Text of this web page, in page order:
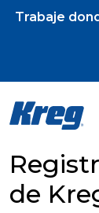
Trabaje
de